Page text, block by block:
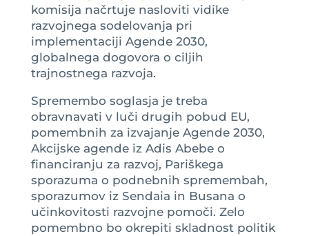
komisija načrtuje nasloviti vidike
razvojnega sodelovanja pri
implementaciji Agende 2030,
globalnega dogovora o ciljih
trajnostnega razvoja.
Spremembo soglasja je treba
obravnavati v luči drugih pobud EU,
pomembnih za izvajanje Agende 2030,
Akcijske agende iz Adis Abebe o
financiranju za razvoj, Pariškega
sporazuma o podnebnih spremembah,
sporazumov iz Sendaia in Busana o
učinkovitosti razvojne pomoči. Zelo
pomembno bo okrepiti skladnost politik